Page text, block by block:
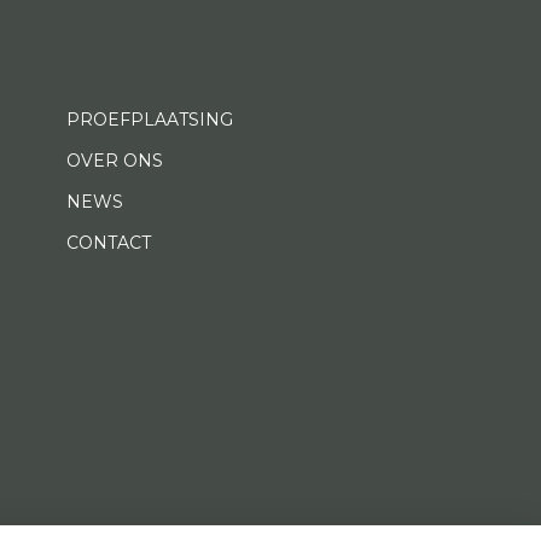
PROEFPLAATSING
OVER ONS
NEWS
CONTACT